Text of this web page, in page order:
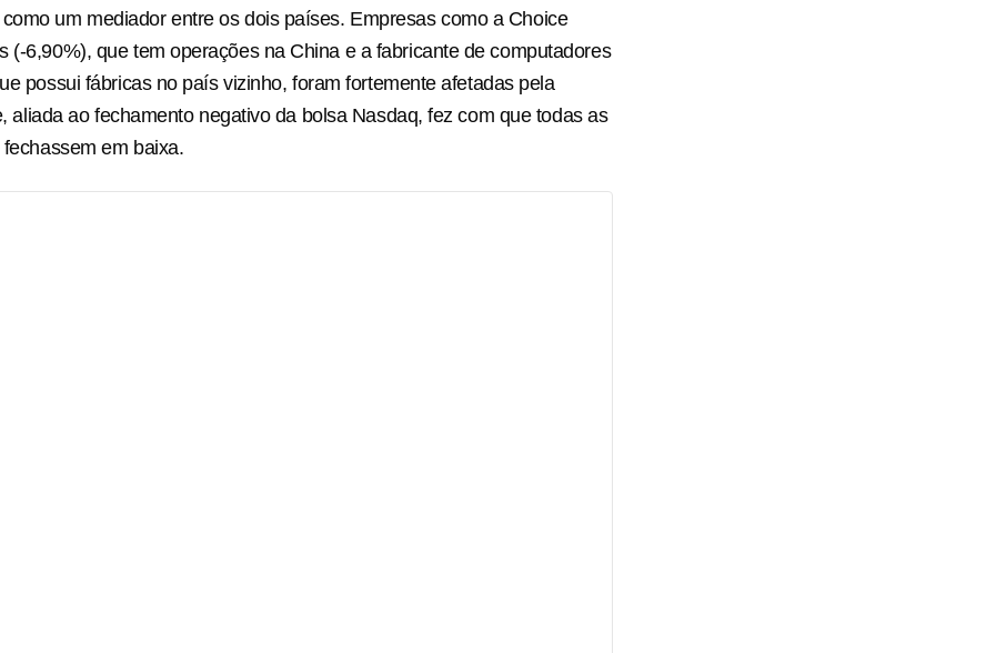
um mediador entre os dois países. Empresas como a Choice
(-6,90%), que tem operações na China e a fabricante de computadores
possui fábricas no país vizinho, foram fortemente afetadas pela
aliada ao fechamento negativo da bolsa Nasdaq, fez com que todas as
em baixa.